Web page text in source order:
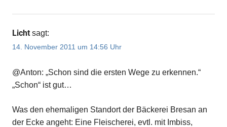
Licht sagt:
14. November 2011 um 14:56 Uhr
@Anton: „Schon sind die ersten Wege zu erkennen.“
„Schon“ ist gut…
Was den ehemaligen Standort der Bäckerei Bresan an
der Ecke angeht: Eine Fleischerei, evtl. mit Imbiss,